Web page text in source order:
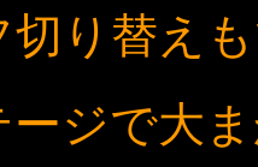
切り替え
ジで大